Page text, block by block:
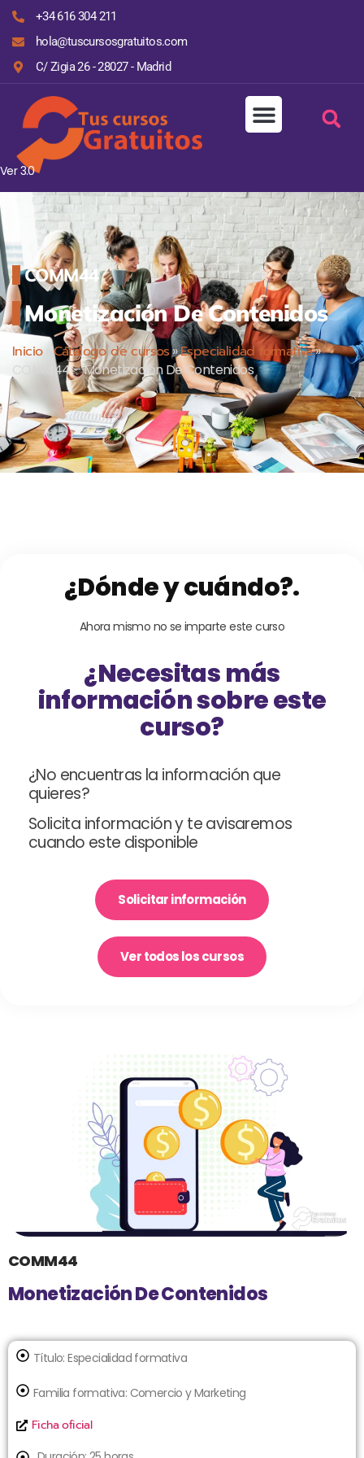
+34 616 304 211
hola@tuscursosgratuitos.com
C/ Zigia 26 - 28027 - Madrid
Ver 3.0
COMM44
Monetización De Contenidos
Inicio»Cátalogo de cursos»Especialidad formativa»
COMM44 – Monetización De Contenidos
¿Dónde y cuándo?.
Ahora mismo no se imparte este curso
¿Necesitas más
información sobre este
curso?
¿No encuentras la información que
quieres?
Solicita información y te avisaremos
cuando este disponible
Solicitar información
Ver todos los cursos
COMM44
Monetización De Contenidos
Título:Especialidad formativa
Familia formativa: Comercio y Marketing
Ficha oficial